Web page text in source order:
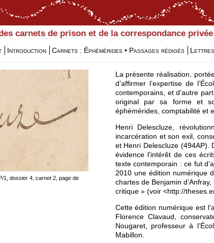
carnets de prison et de la correspondance privée
Introduction Carnets : Éphémérides• Passages rédigés Lettres
1, dossier 4, carnet 2, page de
La présente réalisation,
d’affirmer l’expertise de
contemporains, et d’autre
original par sa forme et
éphémérides, comptabilité et
Henri Delescluze,
incarcération et son exil,
et Henri Delescluze (494AP).
évidence l’intérêt de ces
texte contemporain : ce fut
2010 une édition numérique
chartes de Benjamin
critique » (voir <http://
Cette édition numérique est
Florence Clavaud,
Nougaret, professeur à
Mabillon.